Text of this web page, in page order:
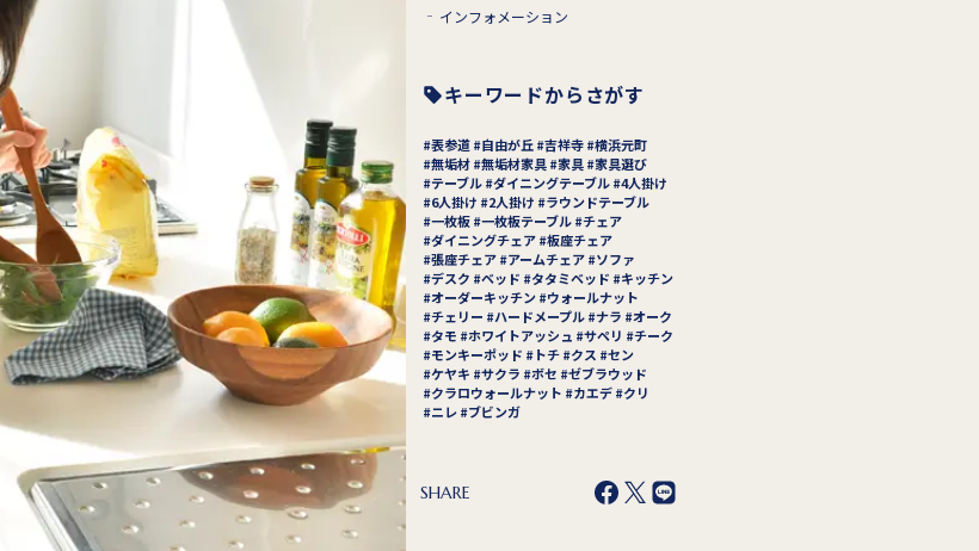
インフォメーション
キーワードからさがす
表参道 自由が丘 吉祥寺 横浜元町
無垢材 無垢材家具 家具
家具選び
テーブル ダイニングテーブル 4人掛け
6人掛け
2人掛け
ラウンドテーブル
一枚板 一枚板テーブル チェア
ダイニングチェア 板座チェア
張座チェア
アームチェア
ソファ
デスク
ベッド タタミベッド
キッチン
オーダーキッチン
ウォールナット
チェリー
ハードメープル ナラ
オーク
タモ
ホワイトアッシュ サペリ
チーク
モンキーポッド
トチ クス
セン
ケヤキ
サクラ ボセ
ゼブラウッド
クラロウォールナット
カエデ
クリ
ニレ
ブビンガ
SHARE